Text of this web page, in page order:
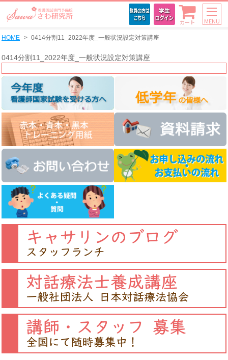
カート MENU
HOME 0414分割11_2022年度_一般状況設定対策講座
0414分割11_2022年度_一般状況設定対策講座